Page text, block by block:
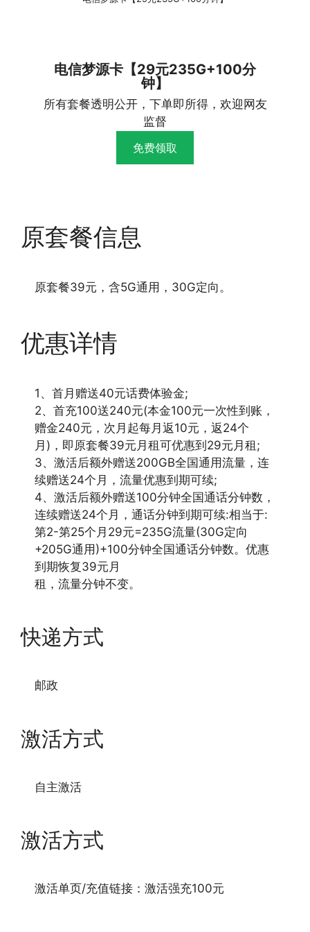
电信梦源卡【29元235G+100分
钟】
所有套餐透明公开，下单即所得，欢迎网友
监督
免费领取
原套餐信息
原套餐39元，含5G通用，30G定向。
优惠详情
1、首月赠送40元话费体验金;
2、首充100送240元(本金100元一次性到账，
赠金240元，次月起每月返10元，返24个
月)，即原套餐39元月租可优惠到29元月租;
3、激活后额外赠送200GB全国通用流量，连
续赠送24个月，流量优惠到期可续;
4、激活后额外赠送100分钟全国通话分钟数，
连续赠送24个月，通话分钟到期可续:相当于:
第2-第25个月29元=235G流量(30G定向
+205G通用)+100分钟全国通话分钟数。优惠
到期恢复39元月
租，流量分钟不变。
快递方式
邮政
激活方式
自主激活
激活方式
激活单页/充值链接：激活强充100元